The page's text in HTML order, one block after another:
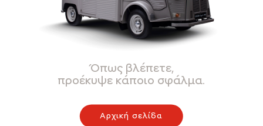
Όπως βλέπετε,
προέκυψε κάποιο σφάλμα.
Αρχική σελίδα